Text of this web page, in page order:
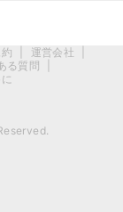
運営会社
る質問